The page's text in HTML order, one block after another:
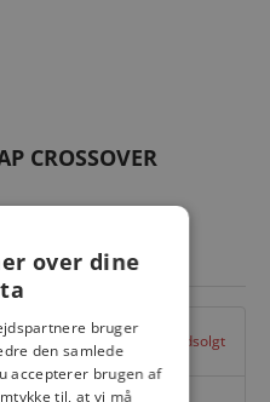
CROSSOVER
Udsolgt
over dine
bruger
den samlede
accepterer brugen af
til, at vi må